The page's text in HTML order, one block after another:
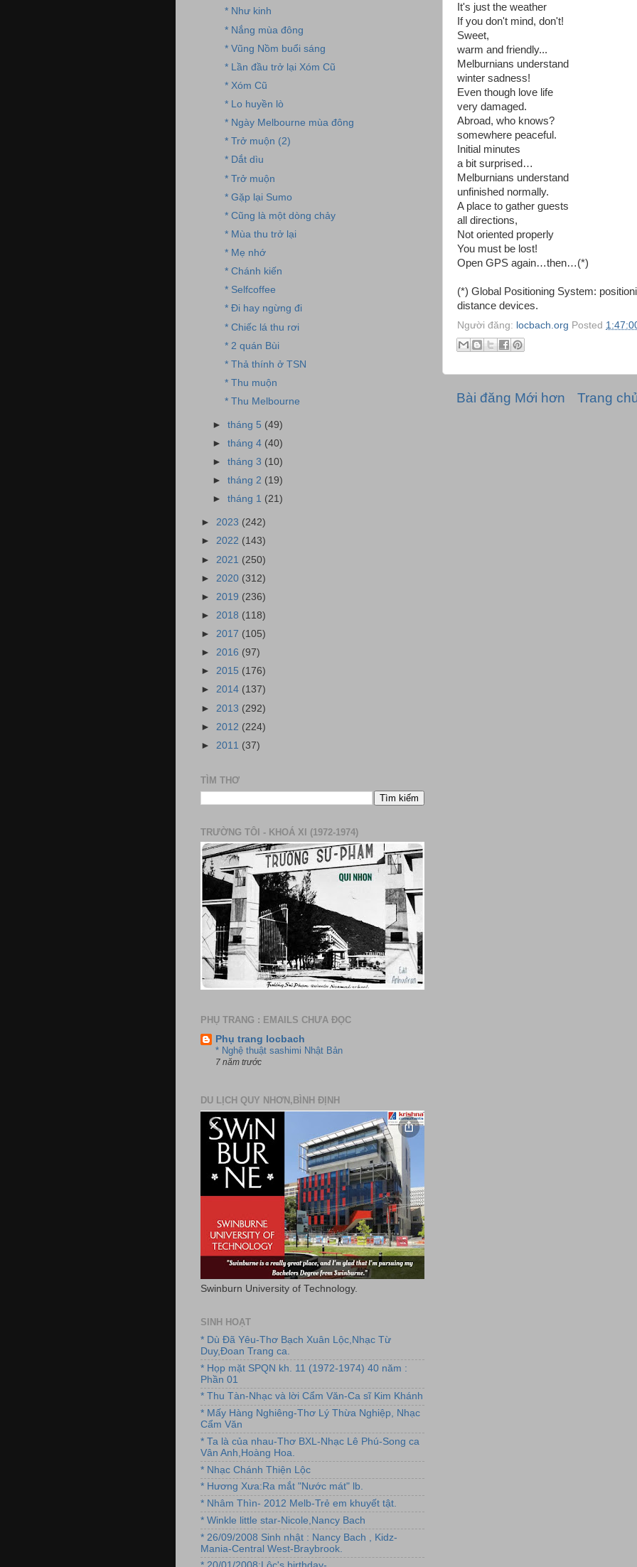
It's just the weather
If you don't mind, don't!
Sweet,
warm and friendly...
Melburnians understand
winter sadness!
Even though love life
very damaged.
Abroad, who knows?
somewhere peaceful.
Initial minutes
a bit surprised…
Melburnians understand
unfinished normally.
A place to gather guests
all directions,
Not oriented properly
You must be lost!
Open GPS again…then…(*)
(*) Global Positioning System:
distance devices.
Người đăng: locbach.org Posted
Bài đăng Mới hơn Trang
* Như kinh
* Nắng mùa đông
* Vũng Nồm buổi sáng
* Lần đầu trở lại Xóm Cũ
* Xóm Cũ
* Lo huyền lò
* Ngày Melbourne mùa đông
* Trở muộn (2)
* Dắt dìu
* Trở muộn
* Gặp lại Sumo
* Cũng là một dòng chảy
* Mùa thu trở lại
* Mẹ nhớ
* Chánh kiến
* Selfcoffee
* Đi hay ngừng đi
* Chiếc lá thu rơi
* 2 quán Bùi
* Thả thính ở TSN
* Thu muộn
* Thu Melbourne
►tháng 5 (49)
►tháng 4 (40)
►tháng 3 (10)
►tháng 2 (19)
►tháng 1 (21)
► 2023 (242)
► 2022 (143)
► 2021 (250)
► 2020 (312)
► 2019 (236)
► 2018 (118)
► 2017 (105)
► 2016 (97)
► 2015 (176)
► 2014 (137)
► 2013 (292)
► 2012 (224)
► 2011 (37)
TÌM THƠ
TRƯỜNG TÔI - KHOÁ XI (1972-1974)
PHỤ TRANG : EMAILS CHƯA ĐỌC
Phụ trang locbach
* Nghệ thuật sashimi Nhật Bản
7 năm trước
DU LỊCH QUY NHƠN,BÌNH ĐỊNH
Swinburn University of Technology.
SINH HOẠT
* Dù Đã Yêu-Thơ Bạch Xuân Lộc,Nhạc Từ
Duy,Đoan Trang ca.
* Họp mặt SPQN kh. 11 (1972-1974) 40 năm :
Phần 01
* Thu Tàn-Nhạc và lời Cẩm Văn-Ca sĩ Kim Khánh
* Mấy Hàng Nghiêng-Thơ Lý Thừa Nghiệp, Nhạc
Cẩm Văn
* Ta là của nhau-Thơ BXL-Nhạc Lê Phú-Song ca
Vân Anh,Hoàng Hoa.
* Nhạc Chánh Thiện Lộc
* Hương Xưa:Ra mắt "Nước mát" lb.
* Nhâm Thìn- 2012 Melb-Trẻ em khuyết tật.
* Winkle little star-Nicole,Nancy Bach
* 26/09/2008 Sinh nhật : Nancy Bach , Kidz-
Mania-Central West-Braybrook.